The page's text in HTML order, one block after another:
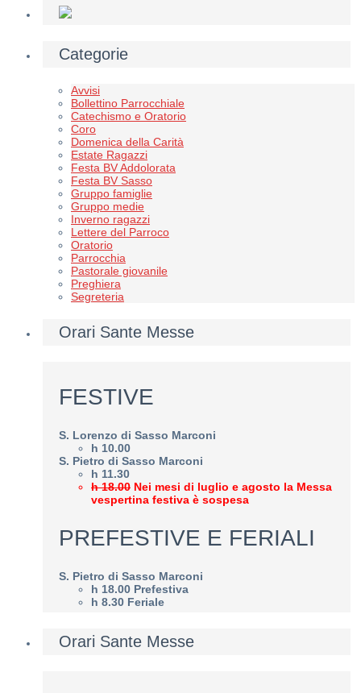
Categorie
Avvisi
Bollettino Parrocchiale
Catechismo e Oratorio
Coro
Domenica della Carità
Estate Ragazzi
Festa BV Addolorata
Festa BV Sasso
Gruppo famiglie
Gruppo medie
Inverno ragazzi
Lettere del Parroco
Oratorio
Parrocchia
Pastorale giovanile
Preghiera
Segreteria
Orari Sante Messe
FESTIVE
S. Lorenzo di Sasso Marconi
h 10.00
S. Pietro di Sasso Marconi
h 11.30
h 18.00 Nei mesi di luglio e agosto la Messa
vespertina festiva è sospesa
PREFESTIVE E FERIALI
S. Pietro di Sasso Marconi
h 18.00 Prefestiva
h 8.30 Feriale
Orari Sante Messe